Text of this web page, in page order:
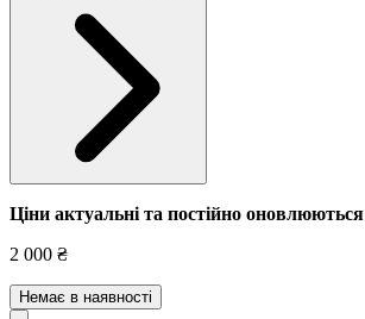
Ціни актуальні та постійно оновлюються
2 000 ₴
Немає в наявності